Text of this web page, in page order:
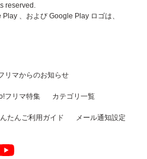
reserved.
、および Google Play ロゴは、
リマからのお知らせ
フリマ特集 カテゴリ一覧
たんご利用ガイド メール通知設定